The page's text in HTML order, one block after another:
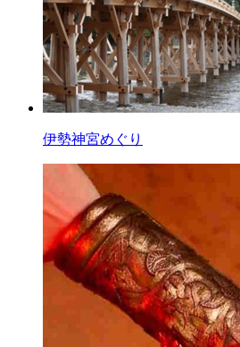
伊勢神宮めぐり